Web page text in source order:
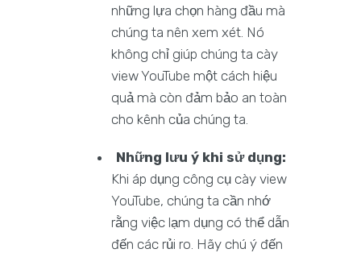
những lựa chọn hàng đầu mà
chúng ta nên xem xét. Nó
không chỉ giúp chúng ta cày
view YouTube một cách hiệu
quả mà còn đảm bảo an toàn
cho kênh của chúng ta.
Những lưu ý khi sử dụng:
Khi áp dụng công cụ cày view
YouTube, chúng ta cần nhớ
rằng việc lạm dụng có thể dẫn
đến các rủi ro. Hãy chú ý đến